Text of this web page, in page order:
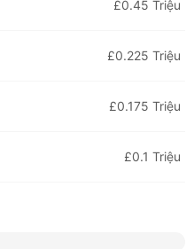
£0.45 Triệu
£0.225 Triệu
£0.175 Triệu
£0.1 Triệu